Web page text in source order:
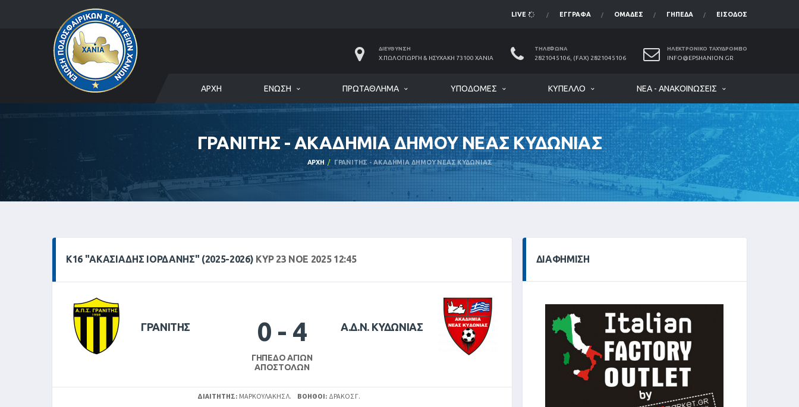
LIVE ΈΓΓΡΑΦΑ ΟΜΆΔΕΣ ΓΉΠΕΔΑ ΕΊΣΟΔΟΣ
ΔΙΕΎΘΥΝΣΗ
Χ.ΠΩΛΟΓΙΏΡΓΗ & ΗΣΥΧΆΚΗ 73100 ΧΑΝΙΆ
ΤΗΛΈΦΩΝΑ
2821045106, (FAX) 2821045106
ΗΛΕΚΤΡΟΝΙΚΌ ΤΑΧΥΔΡΟΜΕΊΟ
INFO@EPSHANION.GR
ΑΡΧΉ ΈΝΩΣΗ ΠΡΩΤΆΘΛΗΜΑ ΥΠΟΔΟΜΈΣ ΚΎΠΕΛΛΟ ΝΈΑ - ΑΝΑΚΟΙΝΏΣΕΙΣ
ΓΡΑΝΙΤΗΣ - ΑΚΑΔΗΜΙΑ ΔΗΜΟΥ ΝΕΑΣ ΚΥΔΩΝΙΑΣ
ΑΡΧΉ ΓΡΑΝΙΤΗΣ - ΑΚΑΔΗΜΙΑ ΔΗΜΟΥ ΝΕΑΣ ΚΥΔΩΝΙΑΣ
Κ16 "ΑΚΑΣΙΆΔΗΣ ΙΟΡΔΆΝΗΣ" (2025-2026) ΚΥΡ 23 ΝΟΕ 2025 12:45
ΓΡΑΝΙΤΗΣ 0 - 4
ΓΉΠΕΔΟ ΑΓΊΩΝ
ΑΠΟΣΤΌΛΩΝ
Α.Δ.Ν. ΚΥΔΩΝΙΑΣ
ΔΙΑΙΤΗΤΉΣ: ΜΑΡΚΟΥΛΑΚΗΣ Λ. ΒΟΗΘΟΊ: ΔΡΑΚΟΣ Γ.
ΔΙΑΦΉΜΙΣΗ